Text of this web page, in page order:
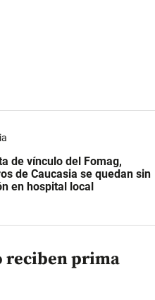
de vínculo del Fomag,
de Caucasia se quedan sin
en hospital local
reciben prima